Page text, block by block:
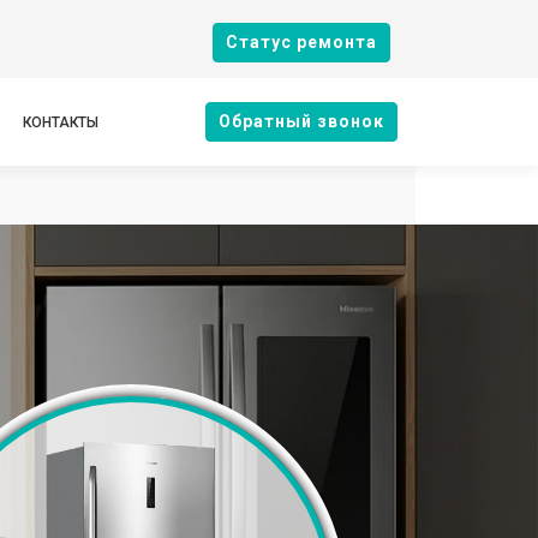
Cтатус ремонта
КОНТАКТЫ Oбратный звонок